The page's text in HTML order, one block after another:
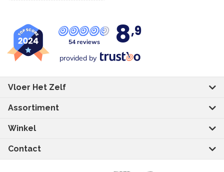
54 reviews 8,9
provided by
Vloer Het Zelf
Assortiment
Winkel
Contact